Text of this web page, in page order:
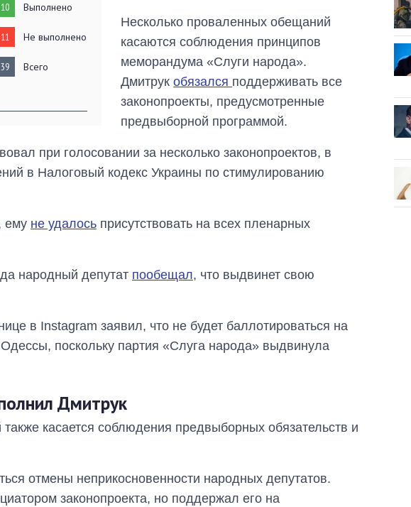
10 Выполнено
11 Не выполнено
39 Всего
Несколько проваленных обещаний
касаются соблюдения принципов
меморандума «Слуги народа».
Дмитрукобязался поддерживать все
законопроекты, предусмотренные
предвыборной программой.
при голосовании за несколько законопроектов, в
в Налоговый кодекс Украины по стимулированию
ему не удалось присутствовать на всех пленарных
народный депутат пообещал, что выдвинет свою
в Instagram заявил, что не будет баллотироваться на
поскольку партия «Слуга народа» выдвинула
Дмитрук
касается соблюдения предвыборных обязательств и
отмены неприкосновенности народных депутатов.
законопроекта, но поддержал его на